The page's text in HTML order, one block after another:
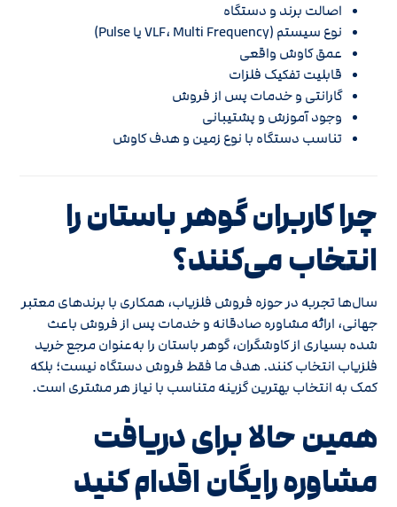
اصالت برند و دستگاه
نوع سیستم (VLF، Multi Frequency یا Pulse)
عمق کاوش واقعی
قابلیت تفکیک فلزات
گارانتی و خدمات پس از فروش
وجود آموزش و پشتیبانی
تناسب دستگاه با نوع زمین و هدف کاوش
چرا کاربران گوهر باستان را
انتخاب می‌کنند؟
سال‌ها تجربه در حوزه فروش فلزیاب، همکاری با برندهای معتبر
جهانی، ارائه مشاوره صادقانه و خدمات پس از فروش باعث
شده بسیاری از کاوشگران، گوهر باستان را به‌عنوان مرجع خرید
فلزیاب انتخاب کنند. هدف ما فقط فروش دستگاه نیست؛ بلکه
کمک به انتخاب بهترین گزینه متناسب با نیاز هر مشتری است.
همین حالا برای دریافت
مشاوره رایگان اقدام کنید